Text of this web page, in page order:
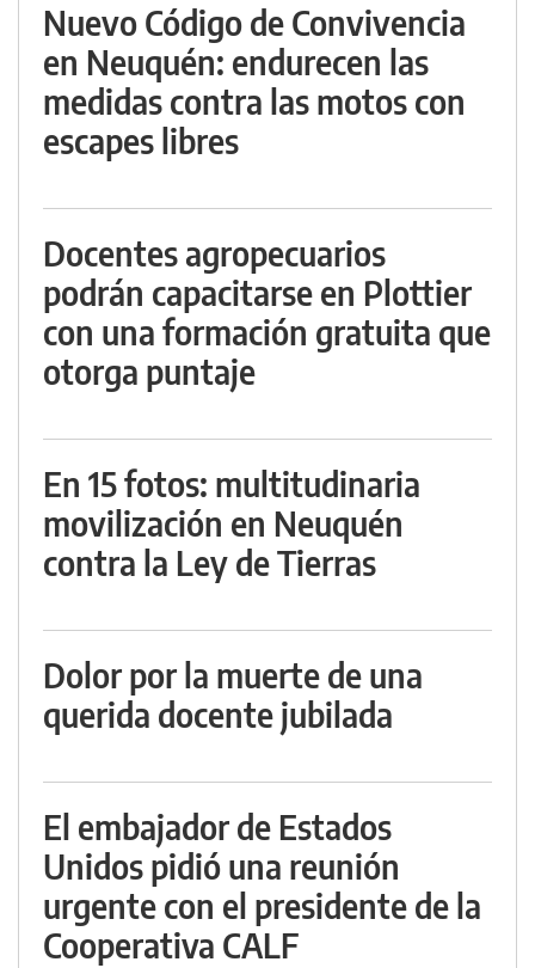
Nuevo Código de Convivencia
en Neuquén: endurecen las
medidas contra las motos con
escapes libres
Docentes agropecuarios
podrán capacitarse en Plottier
con una formación gratuita que
otorga puntaje
En 15 fotos: multitudinaria
movilización en Neuquén
contra la Ley de Tierras
Dolor por la muerte de una
querida docente jubilada
El embajador de Estados
Unidos pidió una reunión
urgente con el presidente de la
Cooperativa CALF